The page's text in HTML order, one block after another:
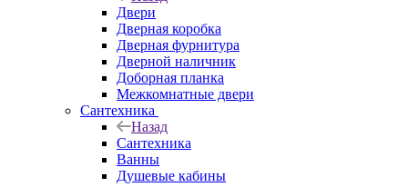
Двери
Дверная коробка
Дверная фурнитура
Дверной наличник
Доборная планка
Межкомнатные двери
Сантехника
Назад
Сантехника
Ванны
Душевые кабины